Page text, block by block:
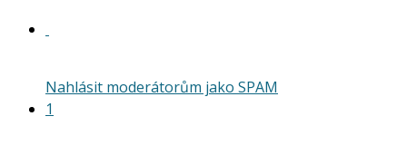
Nahlásit moderátorům jako SPAM
1